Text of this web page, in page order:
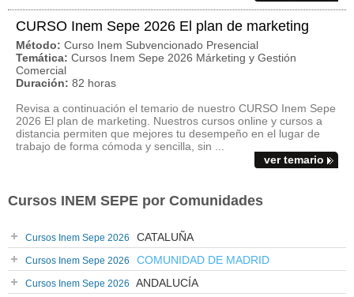
CURSO Inem Sepe 2026 El plan de marketing
Método: Curso Inem Subvencionado Presencial
Temática: Cursos Inem Sepe 2026 Márketing y Gestión
Comercial
Duración: 82 horas
Revisa a continuación el temario de nuestro CURSO Inem Sepe
2026 El plan de marketing. Nuestros cursos online y cursos a
distancia permiten que mejores tu desempeño en el lugar de
trabajo de forma cómoda y sencilla, sin ...
ver temario
Cursos INEM SEPE por Comunidades
Cursos Inem Sepe 2026 CATALUÑA
Cursos Inem Sepe 2026 COMUNIDAD DE MADRID
Cursos Inem Sepe 2026 ANDALUCÍA